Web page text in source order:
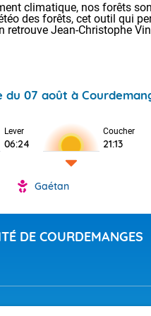
Pour la
Tendance
climatique, nos forêts
des forêts, cet outil qui
retrouve Jean-Christophe
du 07 août à
Lever
06:24
Coucher
21:13
Gaétan
DE COURDEMANGES
Voici les
28 Lyon :
: 27 Nancy :
31 Lille : 26
Aujourd'hui :
Calme,
alors que la